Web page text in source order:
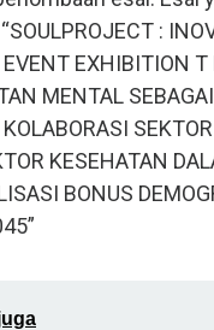
:
EXHIBITION T
MENTAL
KESEHATAN
BONUS